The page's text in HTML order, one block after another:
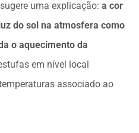
uma explicação: a cor
do sol na atmosfera como
o aquecimento da
em nível local
associado ao